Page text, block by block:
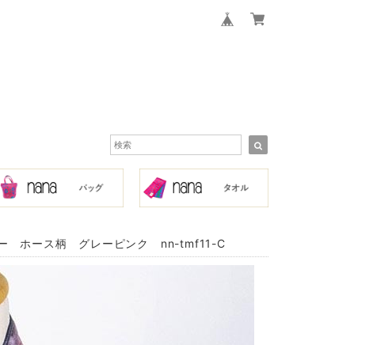
ホース柄 グレーピンク nn-tmf11-C